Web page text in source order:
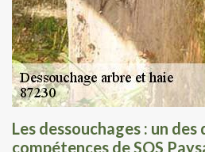
Les dessouchages : un des
compétences de SOS